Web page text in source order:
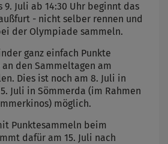
Juli ab 14:30 Uhr beginnt das
- nicht selber rennen und
der Olympiade sammeln.
ganz einfach Punkte
den Sammeltagen am
Dies ist noch am 8. Juli in
Juli in Sömmerda (im Rahmen
möglich.
Punktesammeln beim
dafür am 15. Juli nach